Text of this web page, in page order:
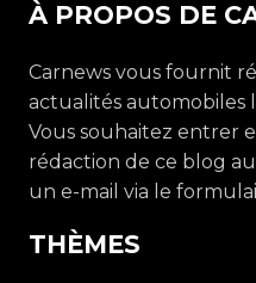
À PROPOS DE
Carnews vous fournit
actualités automobiles
Vous souhaitez entrer
rédaction de ce blog
un e-mail via le
THÈMES